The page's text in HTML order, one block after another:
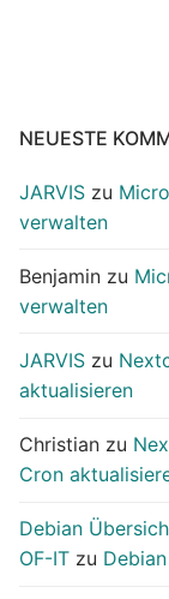
NEUESTE
JARVIS zu
verwalten
Benjamin zu
verwalten
JARVIS zu
aktualisieren
Christian zu
Cron
Debian
OF-IT zu